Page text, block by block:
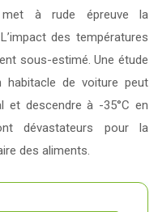
met à rude épreuve la
des températures
sous-estimé. Une étude
habitacle de voiture peut
et descendre à -35°C en
dévastateurs pour la
des aliments.